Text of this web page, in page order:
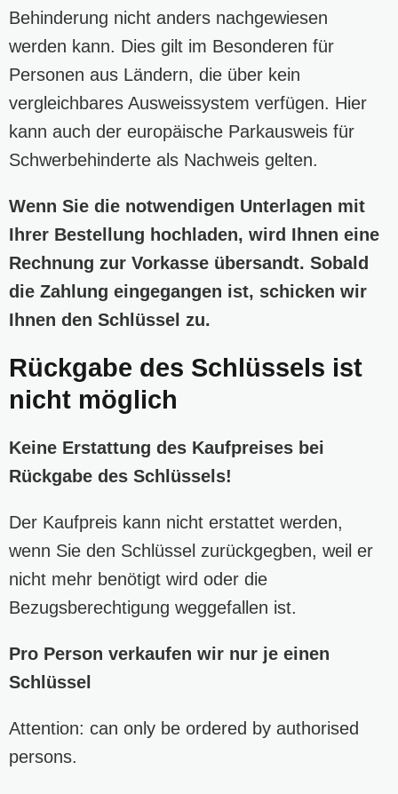
Behinderung nicht anders nachgewiesen
werden kann. Dies gilt im Besonderen für
Personen aus Ländern, die über kein
vergleichbares Ausweissystem verfügen. Hier
kann auch der europäische Parkausweis für
Schwerbehinderte als Nachweis gelten.
Wenn Sie die notwendigen Unterlagen mit
Ihrer Bestellung hochladen, wird Ihnen eine
Rechnung zur Vorkasse übersandt. Sobald
die Zahlung eingegangen ist, schicken wir
Ihnen den Schlüssel zu.
Rückgabe des Schlüssels ist
nicht möglich
Keine Erstattung des Kaufpreises bei
Rückgabe des Schlüssels!
Der Kaufpreis kann nicht erstattet werden,
wenn Sie den Schlüssel zurückgegben, weil er
nicht mehr benötigt wird oder die
Bezugsberechtigung weggefallen ist.
Pro Person verkaufen wir nur je einen
Schlüssel
Attention: can only be ordered by authorised
persons.